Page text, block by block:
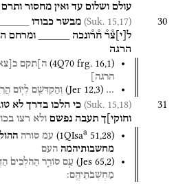
עולם ושלום עד ואין מחסור ותרם
30
(Suk. 15,17) מבשר כבודו
ל י צ֯ר֯ ח֯ר֯ונכה ומרחם
הרגה
(4Q70 frg. 16,1) ה]תקם
הרגה]
…
(Jer 12,3) וְהַקְדִּשֵׁ֖ם לְי֥וֹם
31
(Suk. 15,18) כי הלכו בדרך לא
וחוקי]ך תעבה נפשם ולא רצו
(1QIsaa 51,28) עמ סורה
מחשבותיהמה העם
(Jes 65,2) עַ֣ם סוֹרֵ֑ר הַהֹלְכִים֙
מַחְשְׁבֹתֵיהֶֽם׃